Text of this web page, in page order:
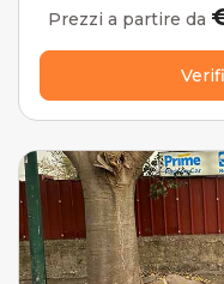
Prezzi a partire da